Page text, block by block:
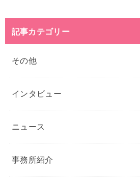
記事カテゴリー
その他
インタビュー
ニュース
事務所紹介